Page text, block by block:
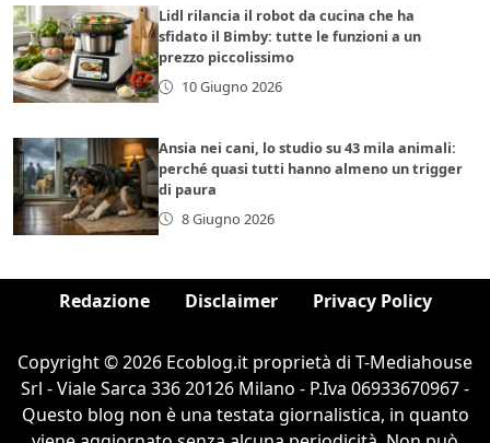
Lidl rilancia il robot da cucina che ha
sfidato il Bimby: tutte le funzioni a un
prezzo piccolissimo
10 Giugno 2026
Ansia nei cani, lo studio su 43 mila animali:
perché quasi tutti hanno almeno un trigger
di paura
8 Giugno 2026
Redazione Disclaimer Privacy Policy
Copyright © 2026 Ecoblog.it proprietà di T-Mediahouse
Srl - Viale Sarca 336 20126 Milano - P.Iva 06933670967 -
Questo blog non è una testata giornalistica, in quanto